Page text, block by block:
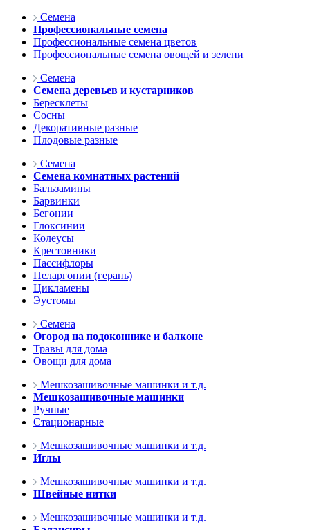
Семена
Профессиональные семена
Профессиональные семена цветов
Профессиональные семена овощей и зелени
Семена
Семена деревьев и кустарников
Бересклеты
Сосны
Декоративные разные
Плодовые разные
Семена
Семена комнатных растений
Бальзамины
Барвинки
Бегонии
Глоксинии
Колеусы
Крестовники
Пассифлоры
Пеларгонии (герань)
Цикламены
Эустомы
Семена
Огород на подоконнике и балконе
Травы для дома
Овощи для дома
Мешкозашивочные машинки и т.д.
Мешкозашивочные машинки
Ручные
Стационарные
Мешкозашивочные машинки и т.д.
Иглы
Мешкозашивочные машинки и т.д.
Швейные нитки
Мешкозашивочные машинки и т.д.